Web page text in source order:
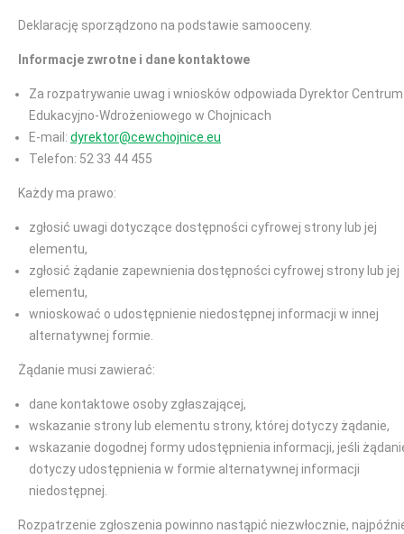
Deklarację sporządzono na podstawie samooceny.
Informacje zwrotne i dane kontaktowe
Za rozpatrywanie uwag i wniosków odpowiada Dyrektor Centrum
Edukacyjno-Wdrożeniowego w Chojnicach
E-mail: dyrektor@cewchojnice.eu
Telefon: 52 33 44 455
Każdy ma prawo:
zgłosić uwagi dotyczące dostępności cyfrowej strony lub jej
elementu,
zgłosić żądanie zapewnienia dostępności cyfrowej strony lub jej
elementu,
wnioskować o udostępnienie niedostępnej informacji w innej
alternatywnej formie.
Żądanie musi zawierać:
dane kontaktowe osoby zgłaszającej,
wskazanie strony lub elementu strony, której dotyczy żądanie,
wskazanie dogodnej formy udostępnienia informacji, jeśli
dotyczy udostępnienia w formie alternatywnej informacji
niedostępnej.
Rozpatrzenie zgłoszenia powinno nastąpić niezwłocznie,